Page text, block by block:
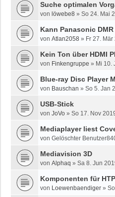
Suche optimalen
von löwebe8 » So 24. Mai
Kann Panasonic
von Atlan2058 » Fr 27.
Kein Ton über HDMI
von Finkengruppe » Mi 10.
Blue-ray Disc Player
von Bauschan » So 5. Jan
USB-Stick
von JoVo » So 17. Nov
Mediaplayer liest
von Gelöschter
Mediavision 3D
von Alphaq » Sa 8. Jun
Komponenten für
von Loewenbaendiger »